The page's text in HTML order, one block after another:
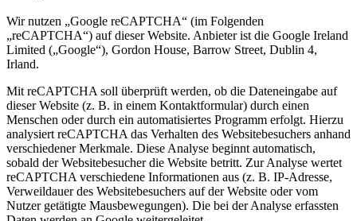
Wir nutzen „Google reCAPTCHA“ (im Folgenden
„reCAPTCHA“) auf dieser Website. Anbieter ist die Google Ireland
Limited („Google“), Gordon House, Barrow Street, Dublin 4,
Irland.
Mit reCAPTCHA soll überprüft werden, ob die Dateneingabe auf
dieser Website (z. B. in einem Kontaktformular) durch einen
Menschen oder durch ein automatisiertes Programm erfolgt. Hierzu
analysiert reCAPTCHA das Verhalten des Websitebesuchers anhand
verschiedener Merkmale. Diese Analyse beginnt automatisch,
sobald der Websitebesucher die Website betritt. Zur Analyse wertet
reCAPTCHA verschiedene Informationen aus (z. B. IP-Adresse,
Verweildauer des Websitebesuchers auf der Website oder vom
Nutzer getätigte Mausbewegungen). Die bei der Analyse erfassten